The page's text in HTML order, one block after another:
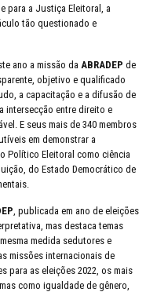
para a Justiça Eleitoral, a
tão questionado e
ano a missão da ABRADEP de
objetivo e qualificado
a capacitação e a difusão de
intersecção entre direito e
E seus mais de 340 membros
em demonstrar a
Político Eleitoral como ciência
do Estado Democrático de
, publicada em ano de eleições
mas destaca temas
medida sedutores e
missões internacionais de
para as eleições 2022, os mais
como igualdade de gênero,